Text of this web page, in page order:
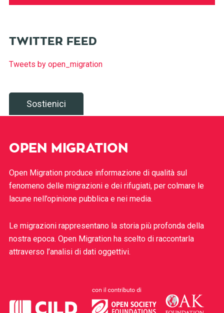
TWITTER FEED
Tweets by open_migration
Sostienici
OPEN MIGRATION
Open Migration produce informazione di qualità sul
fenomeno delle migrazioni e dei rifugiati, per colmare le
lacune nell’opinione pubblica e nei media.
Le migrazioni rappresentano la storia più profonda della
nostra epoca. Open Migration ha scelto di raccontarla
attraverso l’analisi di dati oggettivi.